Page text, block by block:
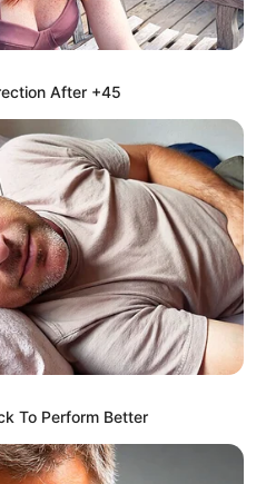
Demi Moore's 8 Sultriest
After +45
To Perform Better